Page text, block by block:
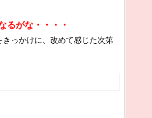
るがな・・・・
きっかけに、改めて感じた次第